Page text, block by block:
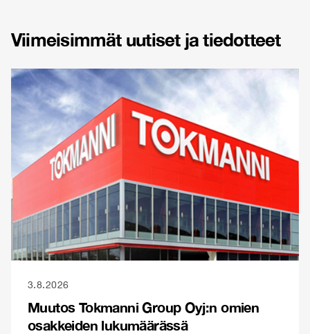
Viimeisimmät uutiset ja tiedotteet
3.8.2026
Muutos Tokmanni Group Oyj:n omien
osakkeiden lukumäärässä